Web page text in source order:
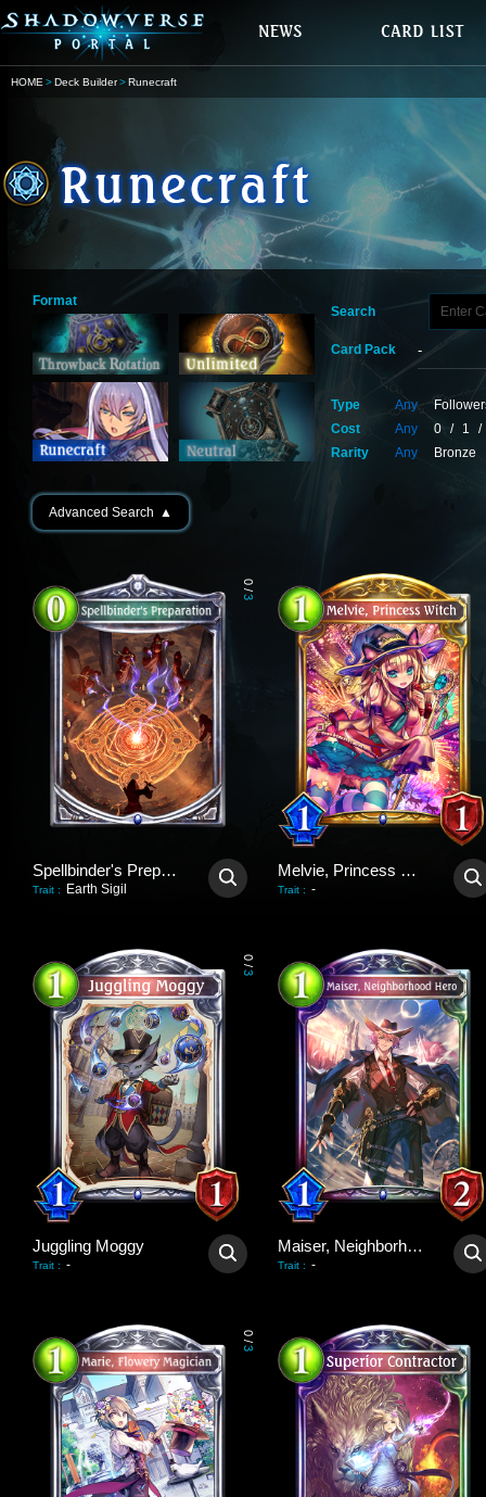
HOME Deck Builder Runecraft
Format
Search
Card Pack
Type Any
Cost
Any 0 / 1
/
Rarity
Any Bronze
Advanced Search ▲
0
/
3
Spellbinder's Preparation
Trait : Earth Sigil
Melvie, Princess Witch
Trait : -
0
/
3
Juggling Moggy
Trait : -
Maiser, Neighborhood Hero
Trait : -
0
/
3